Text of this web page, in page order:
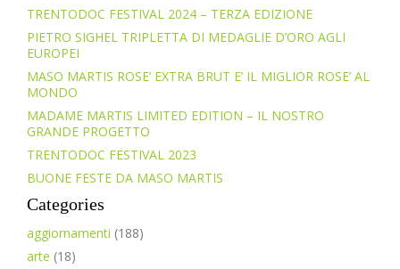
TRENTODOC FESTIVAL 2024 – TERZA EDIZIONE
PIETRO SIGHEL TRIPLETTA DI MEDAGLIE D’ORO AGLI
EUROPEI
MASO MARTIS ROSE’ EXTRA BRUT E’ IL MIGLIOR ROSE’ AL
MONDO
MADAME MARTIS LIMITED EDITION – IL NOSTRO
GRANDE PROGETTO
TRENTODOC FESTIVAL 2023
BUONE FESTE DA MASO MARTIS
Categories
aggiornamenti (188)
arte (18)